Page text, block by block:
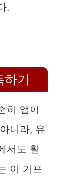
.
하기
히 앱이
니라, 유
서도 활
이 기프